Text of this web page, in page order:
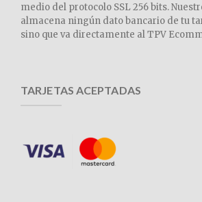
medio del protocolo SSL 256 bits.
almacena ningún dato bancario de tu
sino que va directamente al TPV
TARJETAS ACEPTADAS